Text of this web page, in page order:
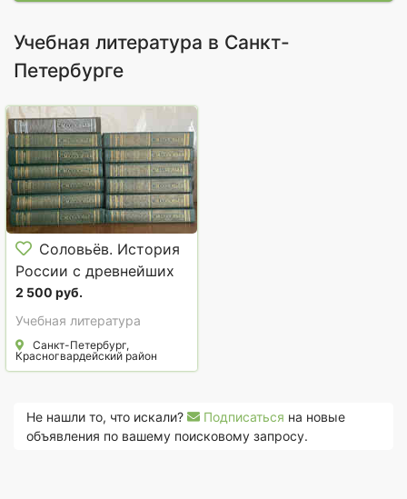
Учебная литература в Санкт-
Петербурге
Соловьёв. История
России с древнейших
времён
2 500 руб.
Учебная литература
Санкт-Петербург,
Красногвардейский район
Не нашли то, что искали? Подписаться на новые
объявления по вашему поисковому запросу.